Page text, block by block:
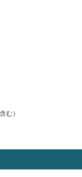
む）